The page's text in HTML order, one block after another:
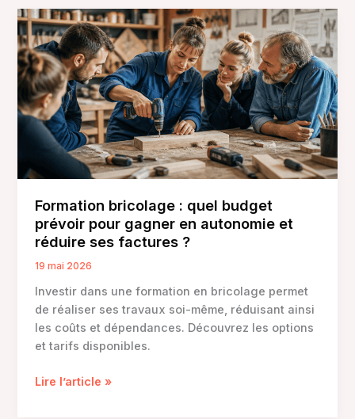
disponibilité,
avis
et
4
alternatives
pour
vos
travaux
Formation bricolage : quel budget
prévoir pour gagner en autonomie et
réduire ses factures ?
19 mai 2026
Investir dans une formation en bricolage permet
de réaliser ses travaux soi-même, réduisant ainsi
les coûts et dépendances. Découvrez les options
et tarifs disponibles.
Formation
Lire l’article »